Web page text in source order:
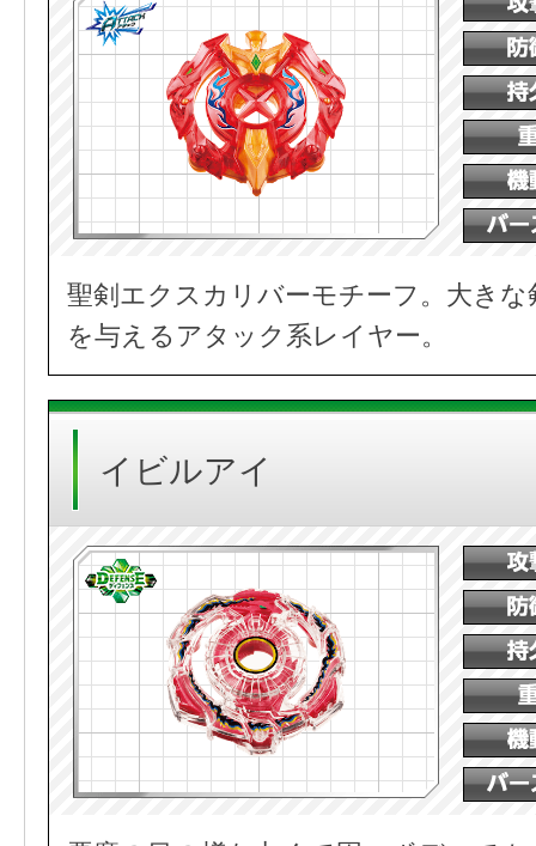
聖剣エクスカリバーモチーフ。大き
を与えるアタック系レイヤー。
イビルアイ